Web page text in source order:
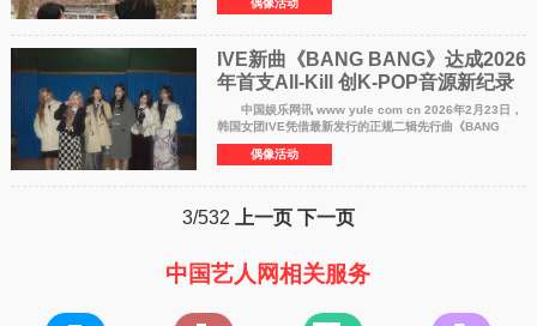
妻。女方比他小4岁，两人历经爱情长跑终
偶像活动
IVE新曲《BANG BANG》达成2026
年首支All-Kill 创K-POP音源新纪录
中国娱乐网讯 www yule com cn 2026年2月23日，
韩国女团IVE凭借最新发行的正规二辑先行曲《BANG
BANG》达成"实时All-Kill"（AK），包揽Melon、
Genie、Bugs、Flo等韩国五大主流音源榜实时一
偶像活动
3/532 上一页 下一页
中国艺人网相关服务